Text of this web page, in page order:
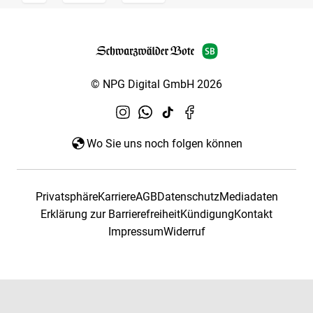
© NPG Digital GmbH 2026
Wo Sie uns noch folgen können
PrivatsphäreKarriereAGBDatenschutzMediadaten
Erklärung zur BarrierefreiheitKündigungKontakt
ImpressumWiderruf